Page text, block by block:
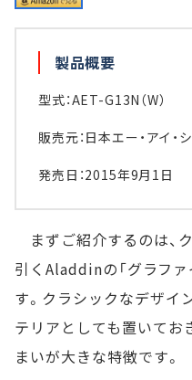
製品概要
型式：AET-G13N（W）
販売元：日本エー・アイ・
発売日：2015年9月1日
まずご紹介するのは、
引くAladdinの「グラフ
す。クラシックなデザイ
テリアとしても置いてお
まいが大きな特徴です。